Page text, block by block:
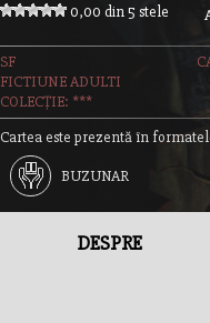
0,00 din 5 stele
SF
FICTIUNE ADULTI
COLECȚIE: ***
Cartea este prezentă în
BUZUNAR
DESPRE